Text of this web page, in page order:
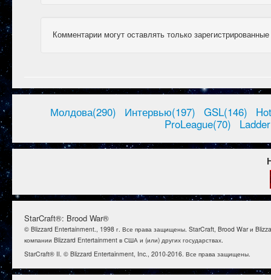
Комментарии могут оставлять только
Молдова(290) Интервью(197) GSL(146)
ProLeague(70)
StarCraft®: Brood War®
© Blizzard Entertainment., 1998 г. Все права защищены. StarCraft, Brood War и
компании Blizzard Entertainment в США и (или) других государствах.
StarCraft® II. © Blizzard Entertainment, Inc., 2010-2016. Все права защищены.